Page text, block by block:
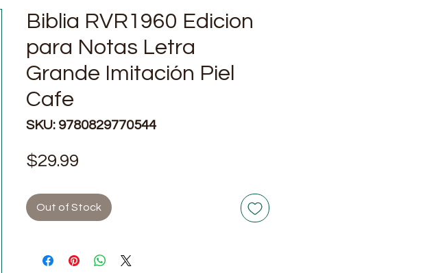
Biblia RVR1960 Edicion
para Notas Letra
Grande Imitación Piel
Cafe
SKU: 9780829770544
$29.99
Out of Stock